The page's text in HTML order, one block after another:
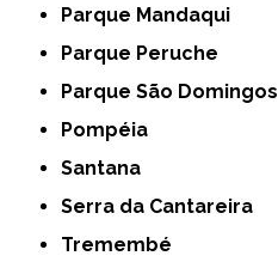
Parque Mandaqui
Parque Peruche
Parque São Domingos
Pompéia
Santana
Serra da Cantareira
Tremembé